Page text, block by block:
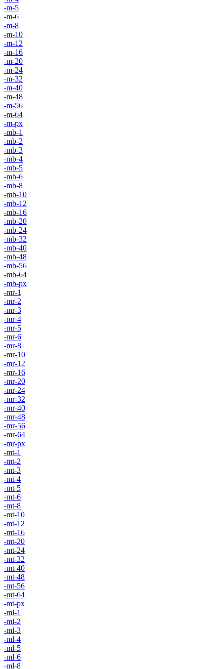
-m-5
-m-6
-m-8
-m-10
-m-12
-m-16
-m-20
-m-24
-m-32
-m-40
-m-48
-m-56
-m-64
-m-px
-mb-1
-mb-2
-mb-3
-mb-4
-mb-5
-mb-6
-mb-8
-mb-10
-mb-12
-mb-16
-mb-20
-mb-24
-mb-32
-mb-40
-mb-48
-mb-56
-mb-64
-mb-px
-mr-1
-mr-2
-mr-3
-mr-4
-mr-5
-mr-6
-mr-8
-mr-10
-mr-12
-mr-16
-mr-20
-mr-24
-mr-32
-mr-40
-mr-48
-mr-56
-mr-64
-mr-px
-mt-1
-mt-2
-mt-3
-mt-4
-mt-5
-mt-6
-mt-8
-mt-10
-mt-12
-mt-16
-mt-20
-mt-24
-mt-32
-mt-40
-mt-48
-mt-56
-mt-64
-mt-px
-ml-1
-ml-2
-ml-3
-ml-4
-ml-5
-ml-6
-ml-8